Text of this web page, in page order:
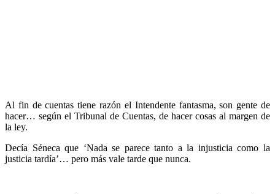
Al fin de cuentas tiene razón el Intendente fantasma, son gente de
hacer… según el Tribunal de Cuentas, de hacer cosas al margen de
la ley.
Decía Séneca que ‘Nada se parece tanto a la injusticia como la
justicia tardía’… pero más vale tarde que nunca.